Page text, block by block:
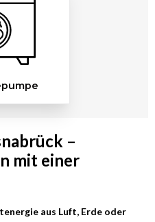
–
mit einer
aus Luft, Erde oder